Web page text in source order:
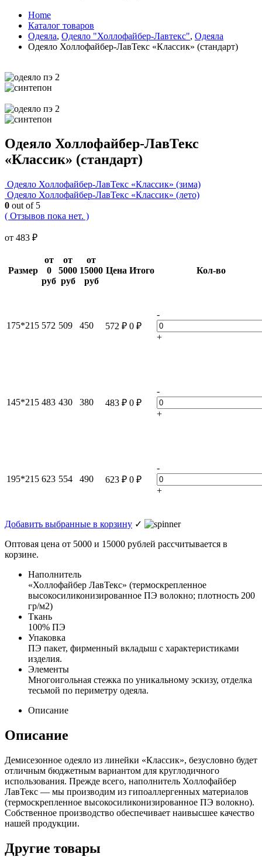
Home
Каталог товаров
Одеяла, Одеяло "Холлофайбер-Лавтекс", Одеяла
Одеяло Холлофайбер-ЛавТекс «Классик» (стандарт)
Одеяло Холлофайбер-ЛавТекс
«Классик» (стандарт)
Одеяло Холлофайбер-ЛавТекс «Классик» (зима)
Одеяло Холлофайбер-ЛавТекс «Классик» (лето)
0 out of 5
( Отзывов пока нет. )
от 483 ₽
Размер
от
0
руб
от
5000
руб
от
15000
руб
Цена Итого Кол-во
175*215 572 509 450 572 ₽ 0 ₽
-
+
145*215 483 430 380 483 ₽ 0 ₽
-
+
195*215 623 554 490 623 ₽ 0 ₽
-
+
Добавить выбранные в корзину ✓
Оптовая цена от 5000 и 15000 рублей рассчитывается в
корзине.
Наполнитель
«Холлофайбер ЛавТекс» (термоскрепленное
высокосиликонизированное ПЭ волокно; плотность 200
гр/м2)
Ткань
100% ПЭ
Упаковка
ПЭ пакет, фирменный вкладыш с характеристиками
изделия.
Элементы
Многоигольная стежка по уникальному эскизу, отделка
тесьмой по периметру одеяла.
Описание
Описание
Демисезонное одеяло из линейки «Классик», безусловно будет
отличным бюджетным вариантом для круглодичного
использования. Прежде всего, наполнитель Холлофайбер
ЛавТекс — мы производим из гипоаллергенных материалов
(термоскрепленное высокосиликонизированное ПЭ волокно).
Собственное производство обеспечивает наивысшее качество
нашей продукции.
Другие товары